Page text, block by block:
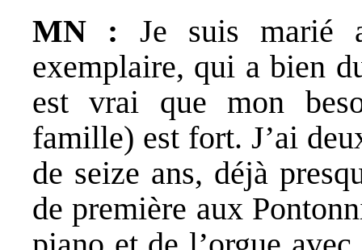
MN : Je suis marié
exemplaire, qui a bien
est vrai que mon
famille) est fort. J’ai
de seize ans, déjà
de première aux